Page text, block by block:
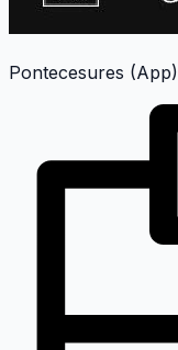
Pontecesures (App)